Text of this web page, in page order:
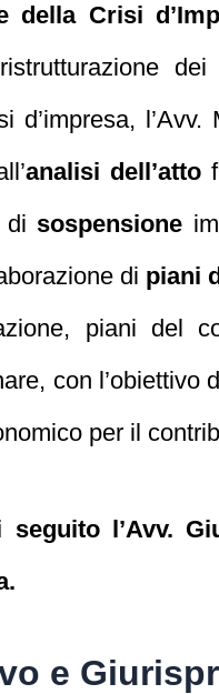
della Crisi
d’impresa,
analisi dell’atto
di sospensione
di piani
piani del
con l’obiettivo
per il
l’Avv.
e